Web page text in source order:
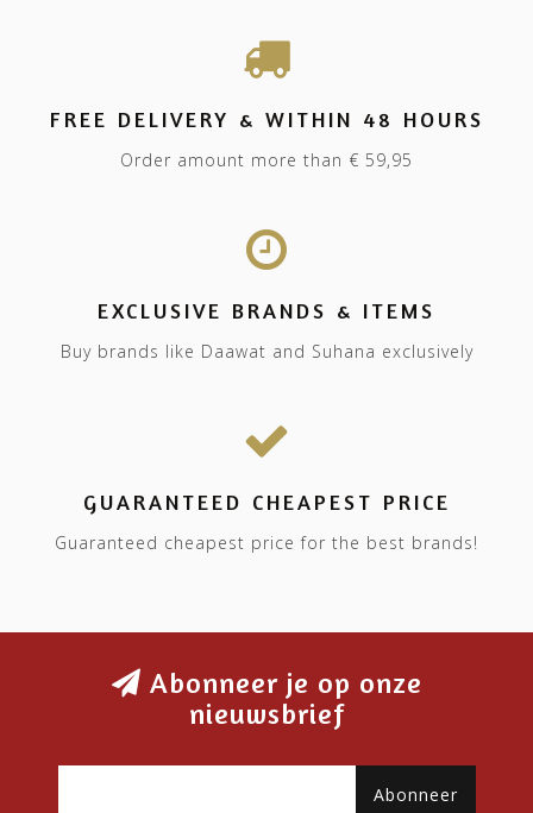
FREE DELIVERY & WITHIN 48 HOURS
Order amount more than € 59,95
EXCLUSIVE BRANDS & ITEMS
Buy brands like Daawat and Suhana exclusively
GUARANTEED CHEAPEST PRICE
Guaranteed cheapest price for the best brands!
Abonneer je op onze
nieuwsbrief
Abonneer